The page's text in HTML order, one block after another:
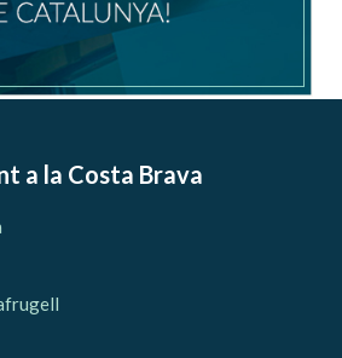
a la Costa Brava